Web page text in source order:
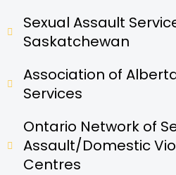
Sexual Assault
Saskatchewan
Association of
Services
Ontario Network of
Assault/Domestic
Centres